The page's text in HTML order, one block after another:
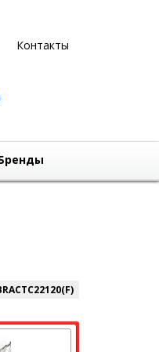
Контакты